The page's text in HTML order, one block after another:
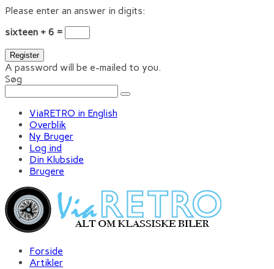
Please enter an answer in digits:
sixteen + 6 =
A password will be e-mailed to you.
Søg
ViaRETRO in English
Overblik
Ny Bruger
Log ind
Din Klubside
Brugere
Forside
Artikler